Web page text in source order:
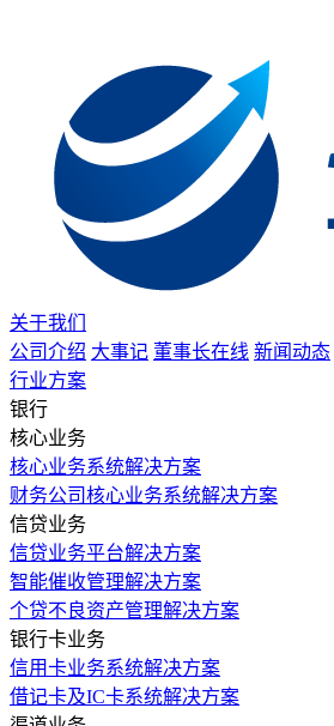
关于我们
公司介绍 大事记 董事长在线 新闻动态
行业方案
银行
核心业务
核心业务系统解决方案
财务公司核心业务系统解决方案
信贷业务
信贷业务平台解决方案
智能催收管理解决方案
个贷不良资产管理解决方案
银行卡业务
信用卡业务系统解决方案
借记卡及IC卡系统解决方案